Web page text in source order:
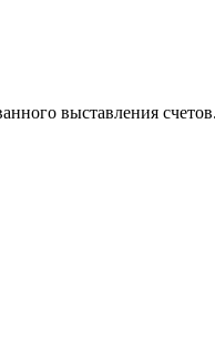
выставления